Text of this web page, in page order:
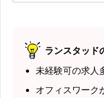
ランスタッド
未経験可の求人
オフィスワーク